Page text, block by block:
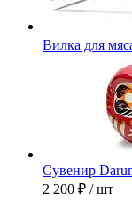
Вилка для
Сувенир
2 200 ₽ / шт